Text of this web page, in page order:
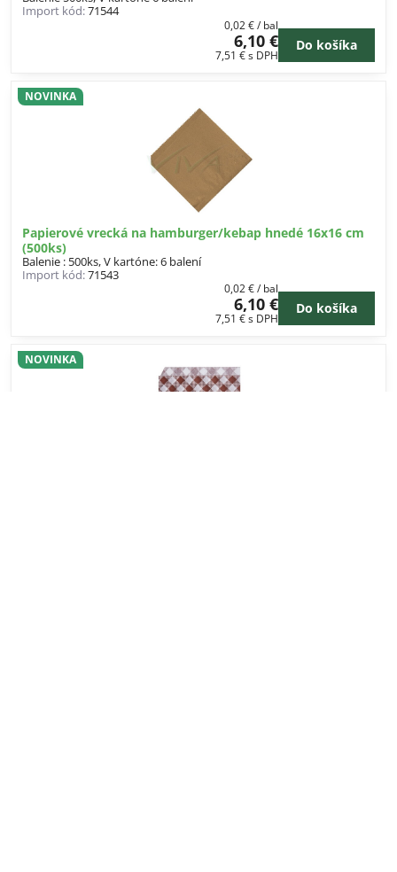
Import kód:71544
6,10 €
7,51 €s DPH
0,02 €/ bal
Do košíka
Papierové vrecká na hamburger/kebap hnedé 16x16 cm
(500ks)
NOVINKA
Balenie : 500ks, V kartóne: 6 balení
Import kód:71543
6,10 €
7,51 €s DPH
0,02 €/ bal
Do košíka
NOVINKA